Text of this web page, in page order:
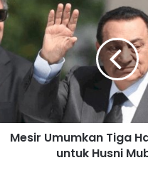
Mesir Umumkan Tiga
untuk Husni